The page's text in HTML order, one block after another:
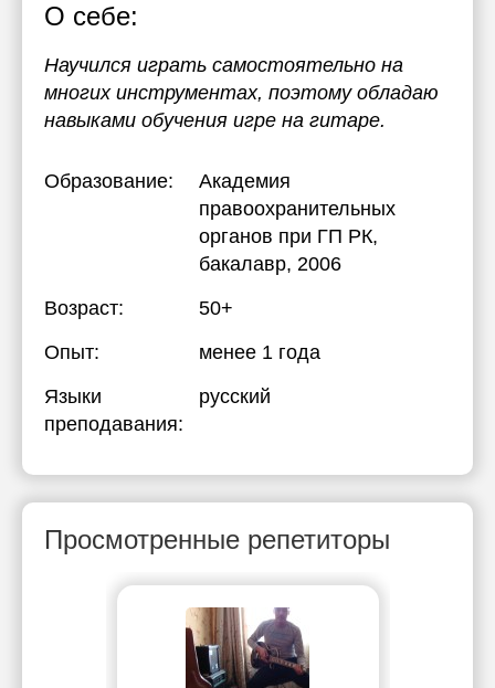
О себе:
Научился играть самостоятельно на
многих инструментах, поэтому обладаю
навыками обучения игре на гитаре.
Образование:
Академия
правоохранительных
органов при ГП РК,
бакалавр, 2006
Возраст:
50+
Опыт:
менее 1 года
Языки
преподавания:
русский
Просмотренные репетиторы